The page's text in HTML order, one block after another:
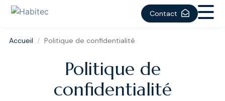
Contact
Accueil Politique de confidentialité
Politique de
confidentialité